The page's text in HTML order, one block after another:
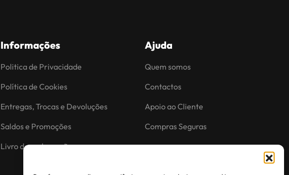
Informações
Politica de Privacidade
Política de Cookies
Entregas, Trocas e Devoluções
Saldos e Promoções
Livro de reclamações.
Ajuda
Quem somos
Contactos
Apoio ao Cliente
Compras Seguras